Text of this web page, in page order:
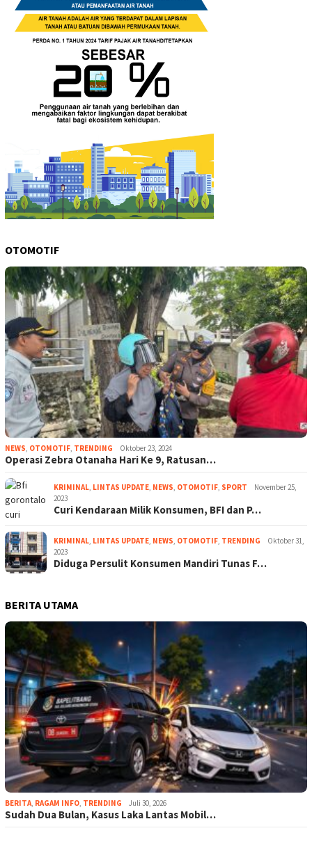
OTOMOTIF
NEWS, OTOMOTIF, TRENDING Oktober 23, 2024
Operasi Zebra Otanaha Hari Ke 9, Ratusan…
KRIMINAL, LINTAS UPDATE, NEWS, OTOMOTIF, SPORT
November 25,
2023
Curi Kendaraan Milik Konsumen, BFI dan P…
KRIMINAL, LINTAS UPDATE, NEWS, OTOMOTIF, TRENDING
Oktober 31,
2023
Diduga Persulit Konsumen Mandiri Tunas F…
BERITA UTAMA
BERITA, RAGAM INFO, TRENDING Juli 30, 2026
Sudah Dua Bulan, Kasus Laka Lantas Mobil…